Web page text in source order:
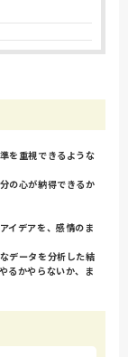
を重視できるような
の心が納得できるか
イデアを、感情のま
データを分析した結
るかやらないか、ま